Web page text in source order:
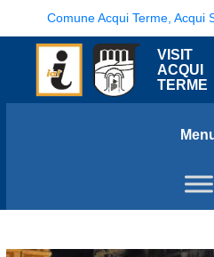
Comune Acqui Terme, Acqui
VISIT
ACQUI
TERME